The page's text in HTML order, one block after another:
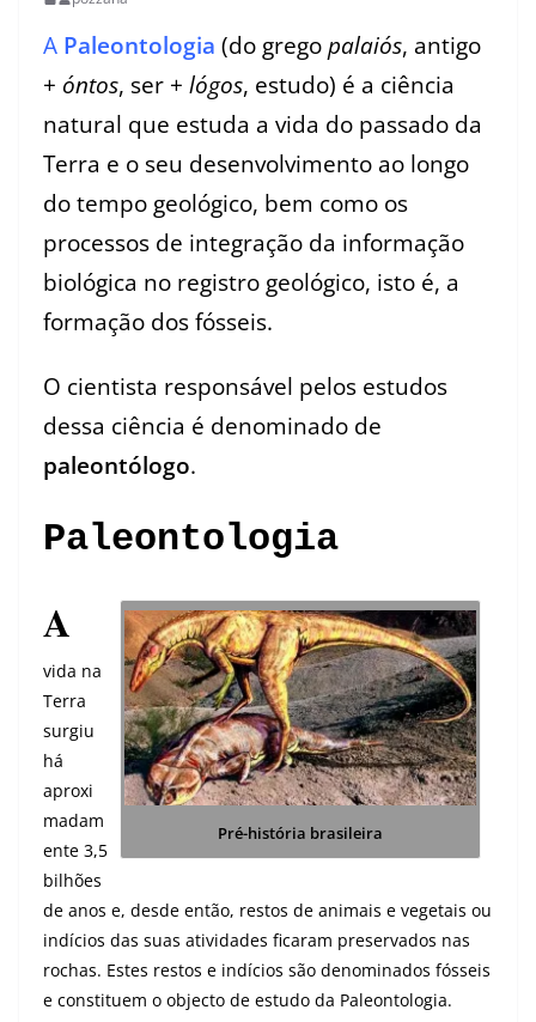
A Paleontologia (do grego palaiós, antigo
+ óntos, ser + lógos, estudo) é a ciência
natural que estuda a vida do passado da
Terra e o seu desenvolvimento ao longo
do tempo geológico, bem como os
processos de integração da informação
biológica no registro geológico, isto é, a
formação dos fósseis.
O cientista responsável pelos estudos
dessa ciência é denominado de
paleontólogo.
Paleontologia
Pré-história brasileira
A
vida na
Terra
surgiu
há
aproxi
madam
ente 3,5
bilhões
de anos e, desde então, restos de animais e vegetais ou
indícios das suas atividades ficaram preservados nas
rochas. Estes restos e indícios são denominados fósseis
e constituem o objecto de estudo da Paleontologia.